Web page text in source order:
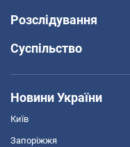
Розслідування
Суспільство
Новини України
Київ
Запоріжжя